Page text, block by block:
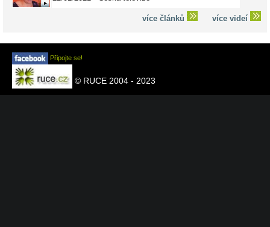
více článků více videí
Připojte se!
© RUCE 2004 - 2023